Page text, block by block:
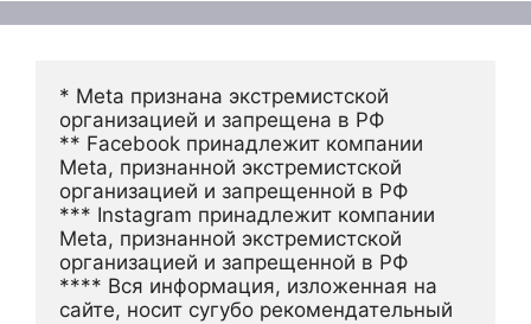
* Meta признана экстремистской
организацией и запрещена в РФ
** Facebook принадлежит компании
Meta, признанной экстремистской
организацией и запрещенной в РФ
*** Instagram принадлежит компании
Meta, признанной экстремистской
организацией и запрещенной в РФ
**** Вся информация, изложенная на
сайте, носит сугубо рекомендательный